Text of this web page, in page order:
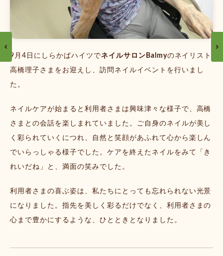
9月4日にしらかばハイツでネイルサロンBalmyのネイリスト
高橋理子さまをお迎えし、訪問ネイルイベントを行いまし
た。
ネイルケアが始まると利用者さまは興味津々な様子で、高橋
さまとの会話を楽しまれていました。ご自身のネイルが美し
く彩られていくにつれ、自然と笑顔があふれて心から楽しん
でいらっしゃる様子でした。ケアを終えたネイルをみて「き
れいだね」と、満面の笑みでした。
利用者さまの喜ぶ姿は、私たちにとっても忘れられない光景
になりました。指先を美しく彩るだけでなく、利用者さまの
心まで豊かにするような、ひとときとなりました。